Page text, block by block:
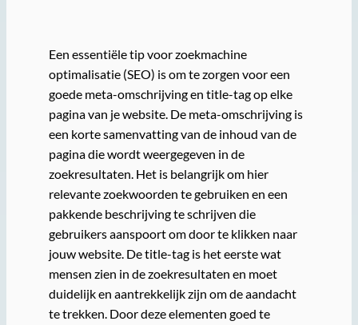
Een essentiële tip voor zoekmachine
optimalisatie (SEO) is om te zorgen voor een
goede meta-omschrijving en title-tag op elke
pagina van je website. De meta-omschrijving is
een korte samenvatting van de inhoud van de
pagina die wordt weergegeven in de
zoekresultaten. Het is belangrijk om hier
relevante zoekwoorden te gebruiken en een
pakkende beschrijving te schrijven die
gebruikers aanspoort om door te klikken naar
jouw website. De title-tag is het eerste wat
mensen zien in de zoekresultaten en moet
duidelijk en aantrekkelijk zijn om de aandacht
te trekken. Door deze elementen goed te